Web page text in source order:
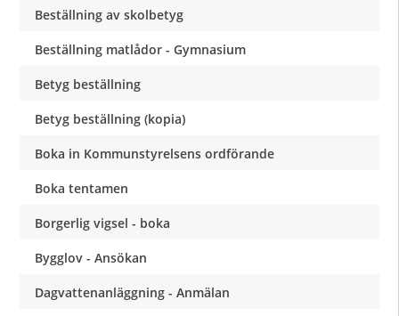
Beställning av skolbetyg
Beställning matlådor - Gymnasium
Betyg beställning
Betyg beställning (kopia)
Boka in Kommunstyrelsens ordförande
Boka tentamen
Borgerlig vigsel - boka
Bygglov - Ansökan
Dagvattenanläggning - Anmälan